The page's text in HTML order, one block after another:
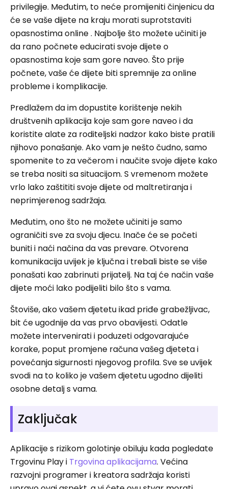
privilegije. Međutim, to neće promijeniti činjenicu da
će se vaše dijete na kraju morati suprotstaviti
opasnostima online . Najbolje što možete učiniti je
da rano počnete educirati svoje dijete o
opasnostima koje sam gore naveo. Što prije
počnete, vaše će dijete biti spremnije za online
probleme i komplikacije.
Predlažem da im dopustite korištenje nekih
društvenih aplikacija koje sam gore naveo i da
koristite alate za roditeljski nadzor kako biste pratili
njihovo ponašanje. Ako vam je nešto čudno, samo
spomenite to za večerom i naučite svoje dijete kako
se treba nositi sa situacijom. S vremenom možete
vrlo lako zaštititi svoje dijete od maltretiranja i
neprimjerenog sadržaja.
Međutim, ono što ne možete učiniti je samo
ograničiti sve za svoju djecu. Inače će se početi
buniti i naći načina da vas prevare. Otvorena
komunikacija uvijek je ključna i trebali biste se više
ponašati kao zabrinuti prijatelj. Na taj će način vaše
dijete moći lako podijeliti bilo što s vama.
Štoviše, ako vašem djetetu ikad priđe grabežljivac,
bit će ugodnije da vas prvo obavijesti. Odatle
možete intervenirati i poduzeti odgovarajuće
korake, poput promjene računa vašeg djeteta i
povećanja sigurnosti njegovog profila. Sve se uvijek
svodi na to koliko je vašem djetetu ugodno dijeliti
osobne detalj s vama.
Zaključak
Aplikacije s rizikom golotinje obiluju kada pogledate
Trgovinu Play i Trgovina aplikacijama. Većina
razvojni programer i kreatora sadržaja koristi